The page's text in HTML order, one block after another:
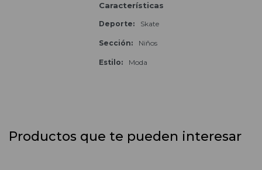
Características
Deporte Skate
Sección Niños
Estilo Moda
Productos que te pueden interesar